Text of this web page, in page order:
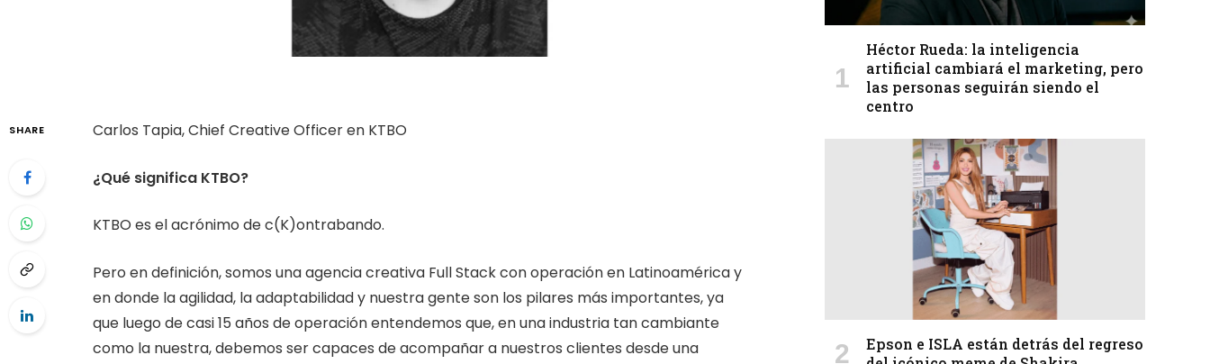
SHARE Carlos Tapia, Chief Creative Officer en KTBO
¿Qué significa KTBO?
KTBO es el acrónimo de c(K)ontrabando.
Pero en definición, somos una agencia creativa Full Stack con operación en Latinoamérica y
en donde la agilidad, la adaptabilidad y nuestra gente son los pilares más importantes, ya
que luego de casi 15 años de operación entendemos que, en una industria tan cambiante
como la nuestra, debemos ser capaces de acompañar a nuestros clientes desde una
Héctor Rueda: la inteligencia
artificial cambiará el marketing, pero
las personas seguirán siendo el
centro
Epson e ISLA están detrás del regreso